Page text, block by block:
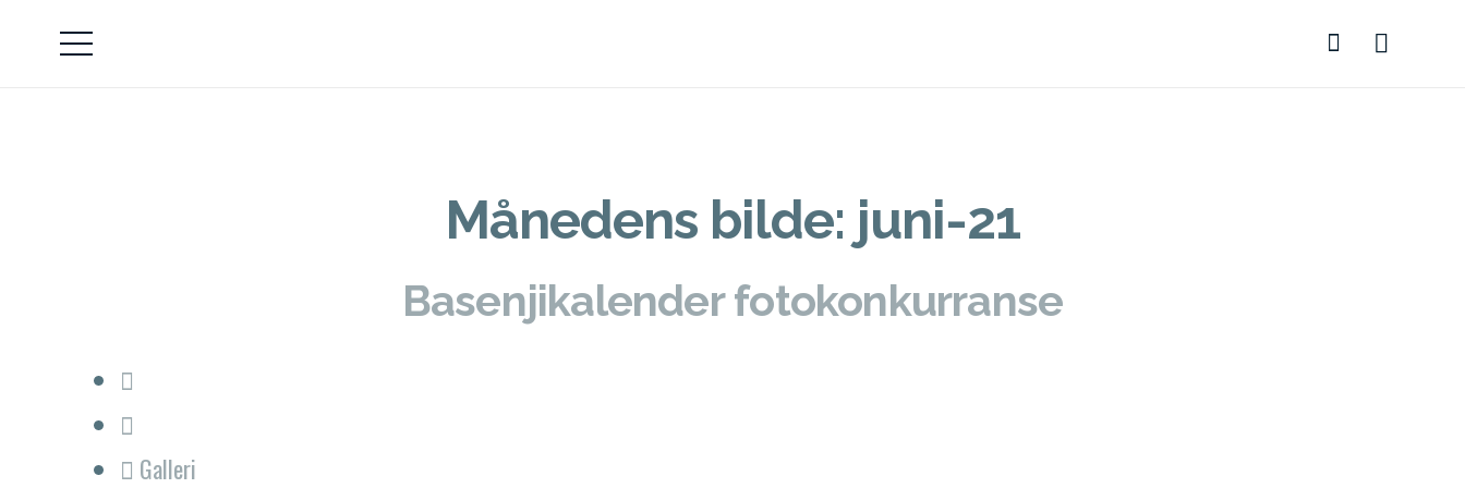
Månedens bilde: juni-21
Basenjikalender fotokonkurranse
Galleri